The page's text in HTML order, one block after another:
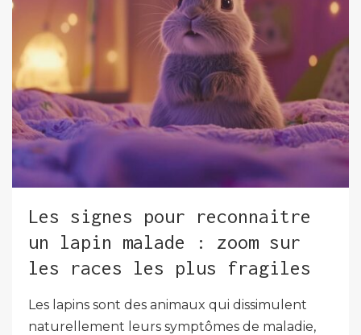
Les signes pour reconnaitre
un lapin malade : zoom sur
les races les plus fragiles
Les lapins sont des animaux qui dissimulent
naturellement leurs symptômes de maladie,